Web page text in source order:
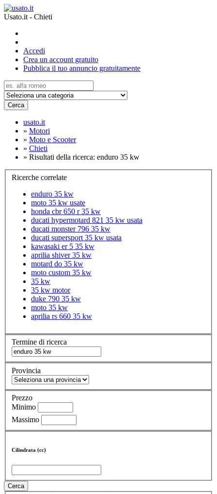
Usato.it - Chieti
Accedi
Crea un account gratuito
Pubblica il tuo annuncio gratuitamente
Cerca
usato.it
» Motori
» Moto e Scooter
» Chieti
» Risultati della ricerca: enduro 35 kw
Ricerche correlate
enduro 35 kw
moto 35 kw usate
honda cbr 650 r 35 kw
ducati hypermotard 821 35 kw usata
ducati monster 796 35 kw
ducati supersport 35 kw usata
kawasaki er 5 35 kw
aprilia shiver 35 kw
motard do 35 kw
moto custom 35 kw
35 kw
35 kw motor
duke 790 35 kw
moto 35 kw
aprilia rs 660 35 kw
Termine di ricerca
Provincia
Prezzo
Minimo
Massimo
Cilindrata (cc)
Cerca